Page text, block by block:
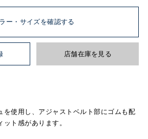
ー・サイズを確認する
店舗在庫を見る
を使用し、アジャストベルト部にゴムも配
ト感があります。